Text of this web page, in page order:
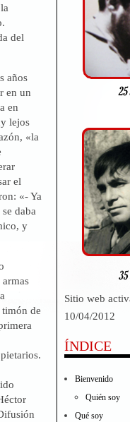
del
años
en un
en
lejos
«la
el
«- Ya
daba
y
de
Sitio web
10/04/2012
ÍNDICE
Bienvenido
Quién soy
Qué soy